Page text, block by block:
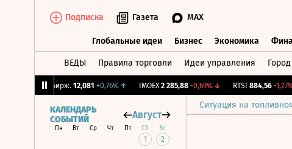
Подписка Газета MAX
Глобальные идеи Бизнес Экономика
ВЕДЫ Правила торговли Идеи управления Город
CNY Бирж. 12,081 +0,76%↑ IMOEX 2 285,88 -0,69%↓ RTSI 884,56 -1,27%
Ситуация на
КАЛЕНДАРЬ
СОБЫТИЙ
Август
Пн Вт Ср Чт Пт Сб Вс
1 2